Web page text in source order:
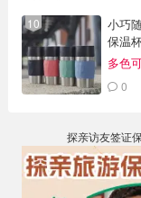
小巧
保温
多色
0
探亲访友签证